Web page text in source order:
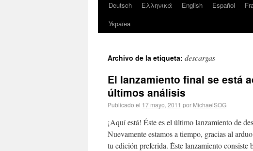
Deutsch Ελληνικά English Español
Україна
Archivo de la etiqueta: descargas
El lanzamiento final se está
últimos análisis
Publicado el 17 mayo, 2011 por MichaelSOG
¡Aquí está! Éste es el último lanzamiento de
Nuevamente estamos a tiempo, gracias al
tu edición preferida. Éste lanzamiento consiste